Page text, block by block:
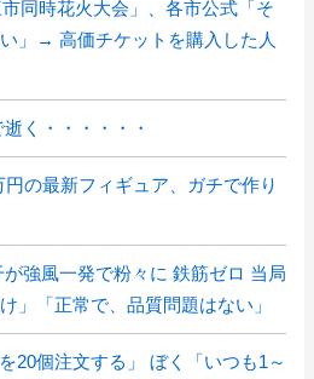
市同時花火大会」、各市公式「そ
」→ 高価チケットを購入した人
く・・・・・・
円の最新フィギュア、ガチで作り
が強風一発で粉々に 鉄筋ゼロ 当局
」「正常で、品質問題はない」
20個注文する」 ぼく「いつも1～